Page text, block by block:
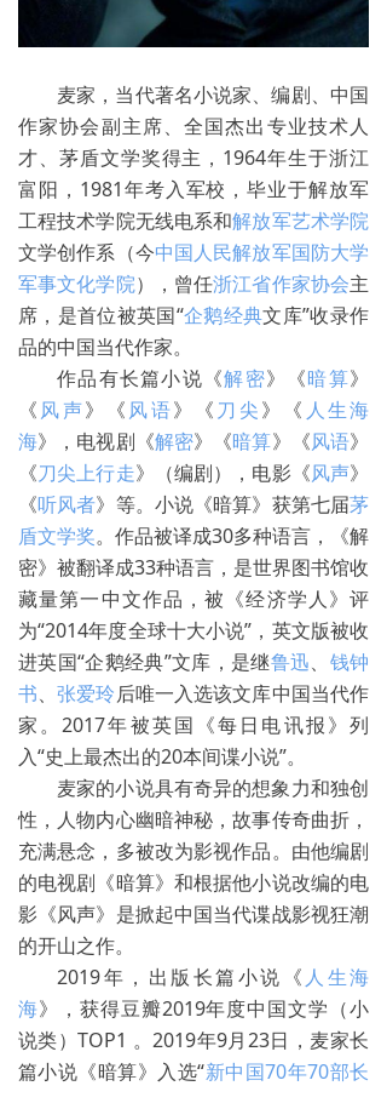
麦家，当代著名小说家、编剧、中国
作家协会副主席、全国杰出专业技术人
才、茅盾文学奖得主，1964年生于浙江
富阳，1981年考入军校，毕业于解放军
工程技术学院无线电系和解放军艺术学院
文学创作系（今中国人民解放军国防大学
军事文化学院），曾任浙江省作家协会主
席，是首位被英国“企鹅经典文库”收录作
品的中国当代作家。
作品有长篇小说《解密》《暗算》
《 风声》《 风语》《 刀尖》《 人生海
海》，电视剧《解密》《暗算》《风语》
《刀尖上行走》（编剧），电影《风声》
《听风者》等。小说《暗算》获第七届茅
盾文学奖。作品被译成30多种语言，《解
密》被翻译成33种语言，是世界图书馆收
藏量第一中文作品，被《经济学人》评
为“2014年度全球十大小说”，英文版被收
进英国“企鹅经典”文库，是继鲁迅、 钱钟
书、张爱玲后唯一入选该文库中国当代作
家。2017年被英国《每日电讯报》列
入“史上最杰出的20本间谍小说”。
麦家的小说具有奇异的想象力和独创
性，人物内心幽暗神秘，故事传奇曲折，
充满悬念，多被改为影视作品。由他编剧
的电视剧《暗算》和根据他小说改编的电
影《风声》是掀起中国当代谍战影视狂潮
的开山之作。
2019年，出版长篇小说《 人生海
海》，获得豆瓣2019年度中国文学（小
说类）TOP1 。2019年9月23日，麦家长
篇小说《暗算》入选“新中国70年70部长